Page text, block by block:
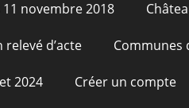
novembre 2018
d’acte Communes
2024 Créer un compte